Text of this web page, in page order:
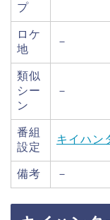
プ
ロケ
地
－
類似
シー
ン
－
番組
設定
キイハン
備考 －